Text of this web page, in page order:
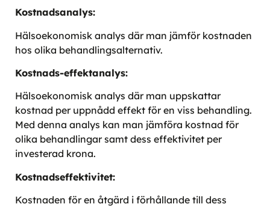
Kostnadsanalys:
Hälsoekonomisk analys där man jämför kostnaden
hos olika behandlingsalternativ.
Kostnads-effektanalys:
Hälsoekonomisk analys där man uppskattar
kostnad per uppnådd effekt för en viss behandling.
Med denna analys kan man jämföra kostnad för
olika behandlingar samt dess effektivitet per
investerad krona.
Kostnadseffektivitet:
Kostnaden för en åtgärd i förhållande till dess